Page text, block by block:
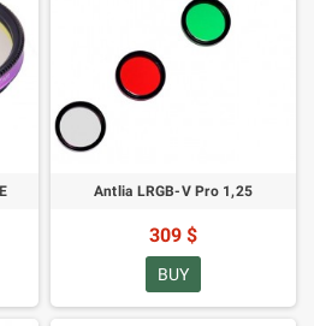
Antlia LRGB-V Pro 1,25
309 $
BUY